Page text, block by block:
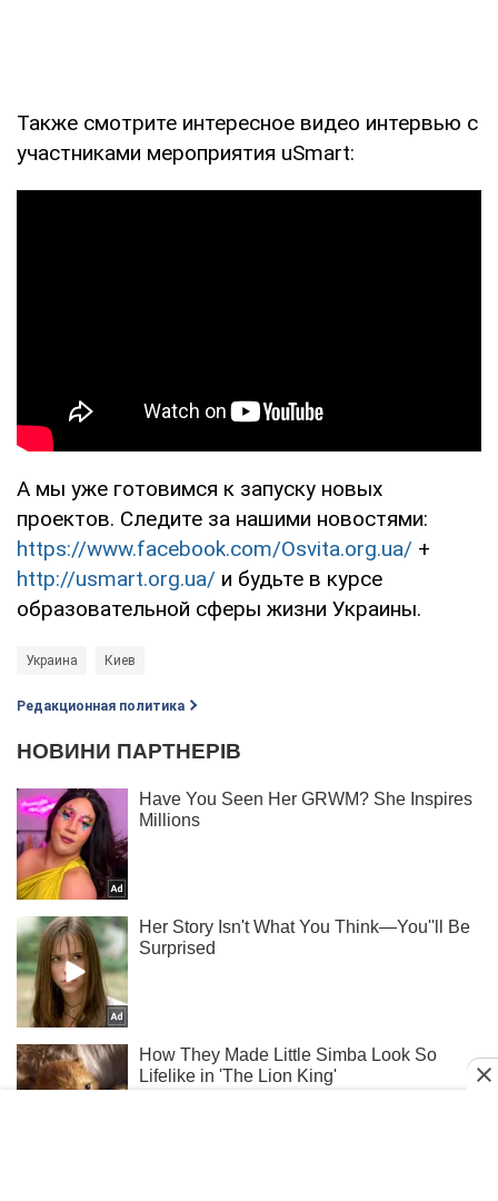
Также смотрите интересное видео интервью с
участниками мероприятия uSmart:
А мы уже готовимся к запуску новых
проектов. Следите за нашими новостями:
https://www.facebook.com/Osvita.org.ua/ +
http://usmart.org.ua/ и будьте в курсе
образовательной сферы жизни Украины.
Украина Киев
Редакционная политика